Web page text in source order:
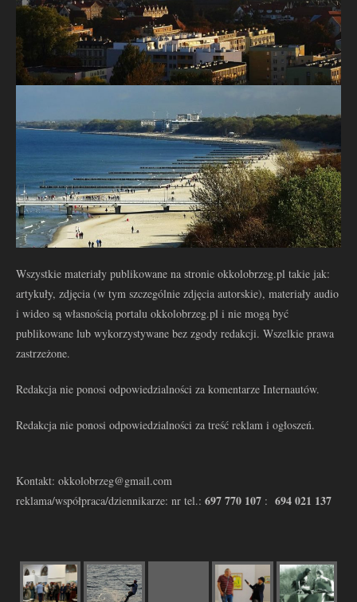
Wszystkie materiały publikowane na stronie okkolobrzeg.pl takie jak:
artykuły, zdjęcia (w tym szczególnie zdjęcia autorskie), materiały audio
i wideo są własnością portalu okkolobrzeg.pl i nie mogą być
publikowane lub wykorzystywane bez zgody redakcji. Wszelkie prawa
zastrzeżone.
Redakcja nie ponosi odpowiedzialności za komentarze Internautów.
Redakcja nie ponosi odpowiedzialności za treść reklam i ogłoszeń.
Kontakt: okkolobrzeg@gmail.com
reklama/współpraca/dziennikarze: nr tel.: 697 770 107 : 694 021 137